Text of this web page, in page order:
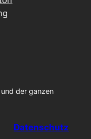
der ganzen
Datenschutz